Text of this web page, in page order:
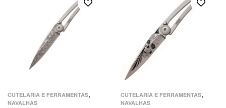
CUTELARIA E FERRAMENTAS,
NAVALHAS
CUTELARIA E FERRAMENTAS,
NAVALHAS